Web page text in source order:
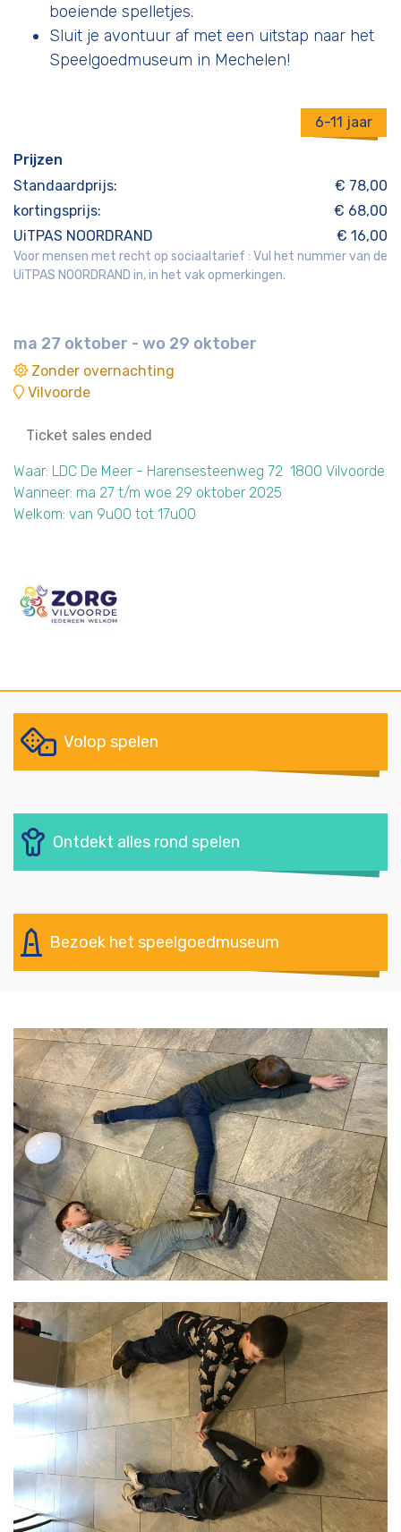
boeiende spelletjes.
Sluit je avontuur af met een uitstap naar het
Speelgoedmuseum in Mechelen!
6-11 jaar
Prijzen
Standaardprijs:
€ 78,00
kortingsprijs:
€ 68,00
UiTPAS NOORDRAND
€ 16,00
Voor mensen met recht op sociaaltarief : Vul het nummer van de
UiTPAS NOORDRAND in, in het vak opmerkingen.
ma 27 oktober - wo 29 oktober
Zonder overnachting
Vilvoorde
Ticket sales ended
Waar: LDC De Meer - Harensesteenweg 72 1800 Vilvoorde
Wanneer: ma 27 t/m woe 29 oktober 2025
Welkom: van 9u00 tot 17u00
Volop spelen
Ontdekt alles rond spelen
Bezoek het speelgoedmuseum